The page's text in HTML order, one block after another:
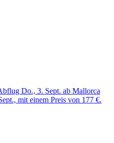
Do., 3. Sept. ab Mallorca
mit einem Preis von 177 €.